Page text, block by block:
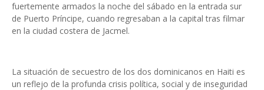
fuertemente armados la no­che del sábado en la entra­da sur
de Puerto Príncipe, cuando regresaban a la ca­pital tras filmar
en la ciudad costera de Jacmel.
La situación de secuestro de los dos dominicanos en Haiti es
un reflejo de la pro­funda crisis política, social y de inseguridad